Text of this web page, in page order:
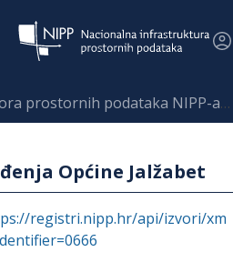
prostornih podataka NIPP-a
Općine Jalžabet
registri.nipp.hr/api/izvori/xm